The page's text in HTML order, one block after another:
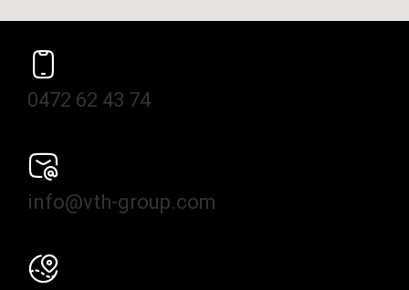
0472 62 43 74
info@vth-group.com